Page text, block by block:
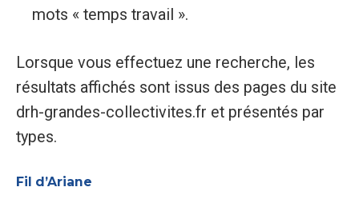
mots « temps travail ».
Lorsque vous effectuez une recherche, les
résultats affichés sont issus des pages du site
drh-grandes-collectivites.fr et présentés par
types.
Fil d’Ariane